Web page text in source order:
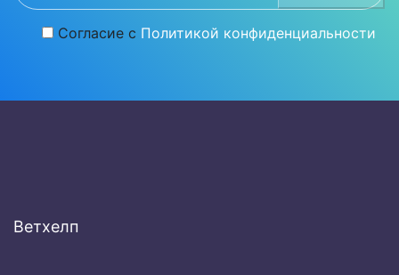
Согласие с Политикой конфиденциальности
Ветхелп